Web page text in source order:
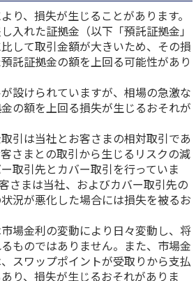
り、損失が生じることがあります。
入れた証拠金（以下「預託証拠金」
して取引金額が大きいため、その損
託証拠金の額を上回る可能性があり
設けられていますが、相場の急激な
の額を上回る損失が生じるおそれが
引は当社とお客さまの相対取引であ
さまとの取引から生じるリスクの減
取引先とカバー取引を行っていま
さまは当社、およびカバー取引先の
況が悪化した場合には損失を被るお
場金利の変動により日々変動し、将
ものではありません。また、市場金
スワップポイントが受取りから支払
り、損失が生じるおそれがありま